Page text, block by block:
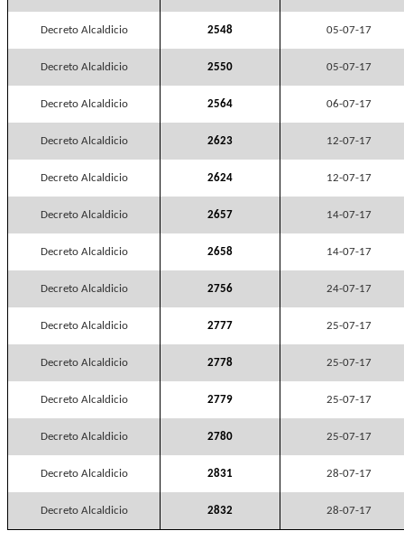
Decreto Alcaldicio 2548 05-07-17
Decreto Alcaldicio 2550 05-07-17
Decreto Alcaldicio 2564 06-07-17
Decreto Alcaldicio 2623 12-07-17
Decreto Alcaldicio 2624 12-07-17
Decreto Alcaldicio 2657 14-07-17
Decreto Alcaldicio 2658 14-07-17
Decreto Alcaldicio 2756 24-07-17
Decreto Alcaldicio 2777 25-07-17
Decreto Alcaldicio 2778 25-07-17
Decreto Alcaldicio 2779 25-07-17
Decreto Alcaldicio 2780 25-07-17
Decreto Alcaldicio 2831 28-07-17
Decreto Alcaldicio 2832 28-07-17